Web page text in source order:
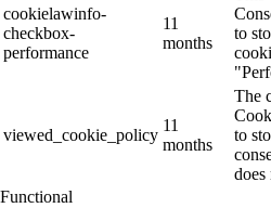
cookielawinfo-
checkbox-
performance
11
months
to
viewed_cookie_policy
11
months
The
to
does
Functional